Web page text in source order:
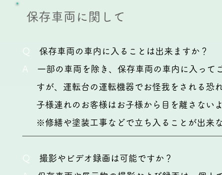
​保存車両に関して
Q
保存車両の車内に入ることは出来ますか？
A 一部の車両を除き、保存車両の車内に入って
すが、運転台の運転機器でお怪我をされる恐
子様連れのお客様はお子様から目を離さない
※修繕や塗装工事などで立ち入ることが出来
Q
撮影やビデオ録画は可能ですか？